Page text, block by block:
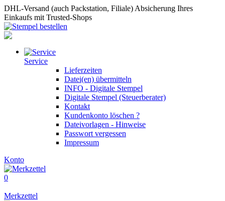
DHL-Versand (auch Packstation, Filiale) Absicherung Ihres
Einkaufs mit Trusted-Shops
Service
Lieferzeiten
Datei(en) übermitteln
INFO - Digitale Stempel
Digitale Stempel (Steuerberater)
Kontakt
Kundenkonto löschen ?
Dateivorlagen - Hinweise
Passwort vergessen
Impressum
Konto
0
Merkzettel